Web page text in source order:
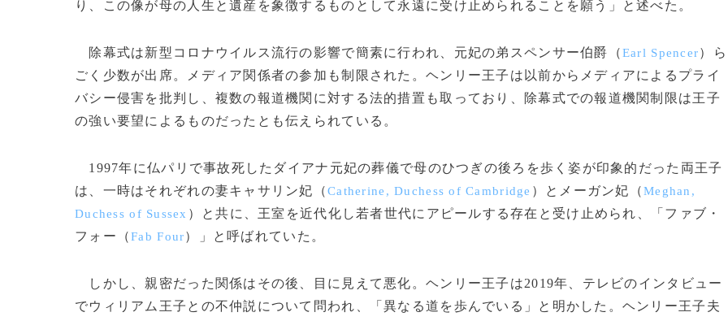
り、この像が母の人生と遺産を象徴するものとして永遠に受け止められることを願う」と述べた。
除幕式は新型コロナウイルス流行の影響で簡素に行われ、元妃の弟スペンサー伯爵（Earl Spencer）ら
ごく少数が出席。メディア関係者の参加も制限された。ヘンリー王子は以前からメディアによるプライ
バシー侵害を批判し、複数の報道機関に対する法的措置も取っており、除幕式での報道機関制限は王子
の強い要望によるものだったとも伝えられている。
1997年に仏パリで事故死したダイアナ元妃の葬儀で母のひつぎの後ろを歩く姿が印象的だった両王子
は、一時はそれぞれの妻キャサリン妃（Catherine, Duchess of Cambridge ）とメーガン妃（Meghan,
Duchess of Sussex ）と共に、王室を近代化し若者世代にアピールする存在と受け止められ、「ファブ・
フォー（Fab Four）」と呼ばれていた。
しかし、親密だった関係はその後、目に見えて悪化。ヘンリー王子は2019年、テレビのインタビュー
でウィリアム王子との不仲説について問われ、「異なる道を歩んでいる」と明かした。ヘンリー王子夫